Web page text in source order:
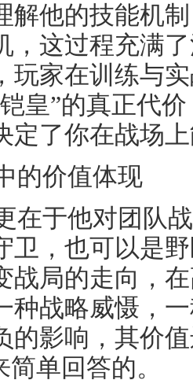
解他的技能机
，这过程充满
玩家在训练与
皇”的真正代
定了你在战场
的价值体现
在于他对团队
卫，也可以是
战局的走向，
种战略威慑，
的影响，其价
单回答的。